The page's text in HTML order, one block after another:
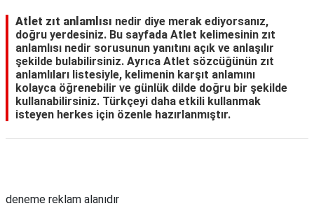
Atlet zıt anlamlısı nedir diye merak ediyorsanız,
doğru yerdesiniz. Bu sayfada Atlet kelimesinin zıt
anlamlısı nedir sorusunun yanıtını açık ve anlaşılır
şekilde bulabilirsiniz. Ayrıca Atlet sözcüğünün zıt
anlamlıları listesiyle, kelimenin karşıt anlamını
kolayca öğrenebilir ve günlük dilde doğru bir şekilde
kullanabilirsiniz. Türkçeyi daha etkili kullanmak
isteyen herkes için özenle hazırlanmıştır.
deneme reklam alanıdır